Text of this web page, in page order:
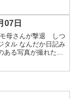
07日
母さんが撃退 しつ
タル なんだか日記み
る写真が撮れたか